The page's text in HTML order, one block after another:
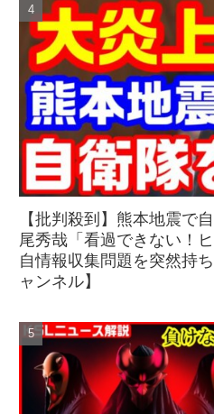
【批判殺到】熊本地震で
尾秀哉「看過できない！
自情報収集問題を突然持
ャンネル】